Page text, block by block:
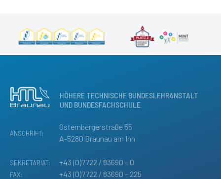
HÖHERE TECHNISCHE BUNDESLEHRANSTALT
UND BUNDESFACHSCHULE
ANSCHRIFT:
Osternbergerstraße 55
A-5280 Braunau am Inn
SEKRETARIAT: +43 (0)7722 / 83690 – 0
FAX: +43 (0)7722 / 83690 – 225